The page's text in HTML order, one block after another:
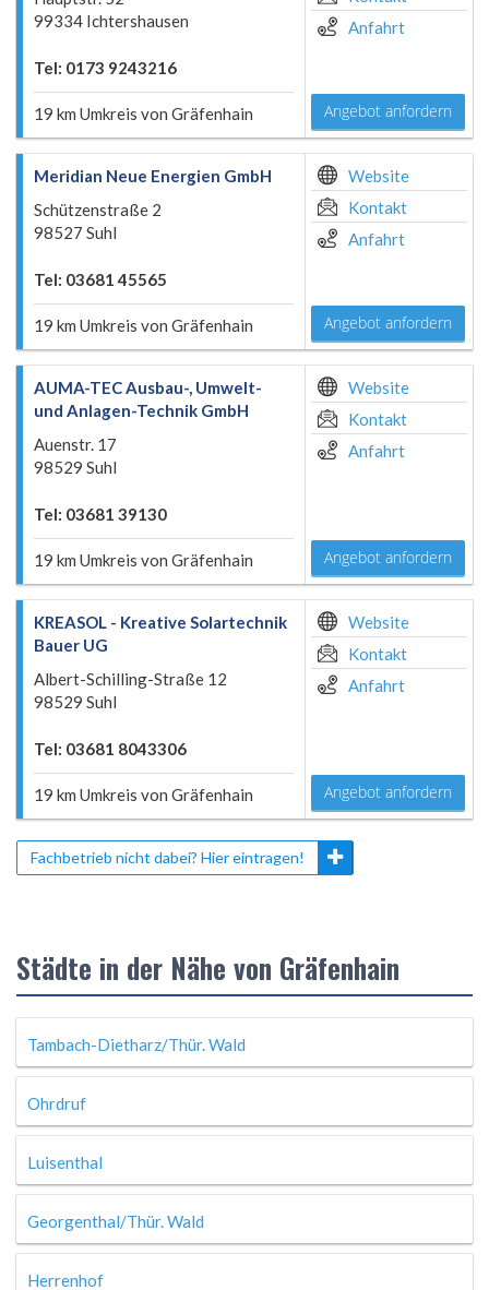
99334 Ichtershausen
Tel: 0173 9243216
19 km Umkreis von Gräfenhain
Anfahrt
Angebot anfordern
Meridian Neue Energien GmbH
Schützenstraße 2
98527 Suhl
Tel: 03681 45565
19 km Umkreis von Gräfenhain
Website
Kontakt
Anfahrt
Angebot anfordern
AUMA-TEC Ausbau-, Umwelt-
und Anlagen-Technik GmbH
Auenstr. 17
98529 Suhl
Tel: 03681 39130
19 km Umkreis von Gräfenhain
Website
Kontakt
Anfahrt
Angebot anfordern
KREASOL - Kreative Solartechnik
Bauer UG
Albert-Schilling-Straße 12
98529 Suhl
Tel: 03681 8043306
19 km Umkreis von Gräfenhain
Website
Kontakt
Anfahrt
Angebot anfordern
Fachbetrieb nicht dabei? Hier eintragen!
Städte in der Nähe von Gräfenhain
Tambach-Dietharz/Thür. Wald
Ohrdruf
Luisenthal
Georgenthal/Thür. Wald
Herrenhof